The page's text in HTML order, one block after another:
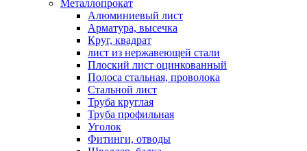
Металлопрокат
Алюминиевый лист
Арматура, высечка
Круг, квадрат
лист из нержавеющей стали
Плоский лист оцинкованный
Полоса стальная, проволока
Стальной лист
Труба круглая
Труба профильная
Уголок
Фитинги, отводы